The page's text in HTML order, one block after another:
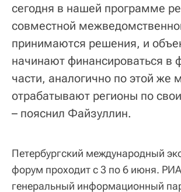
сегодня в нашей программе
совместной
принимаются решения, и
начинают финансироваться в
части, аналогично по этой же
отрабатывают регионы по
– пояснил Файзуллин.
Петербургский международный
форум проходит с 3 по 6 июня.
генеральный информационный